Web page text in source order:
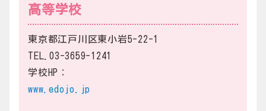
高等学校
東京都江戸川区東小岩5-22-1
TEL.03-3659-1241
学校HP：
www.edojo.jp